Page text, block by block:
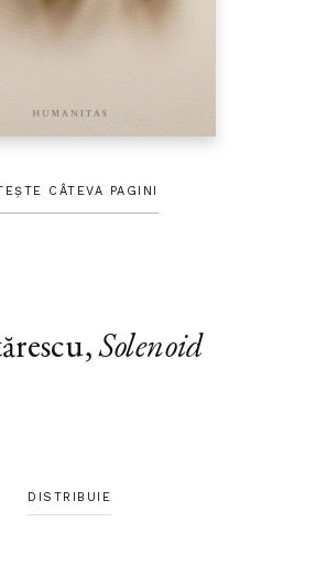
CÂTEVA PAGINI
,Solenoid
DISTRIBUIE